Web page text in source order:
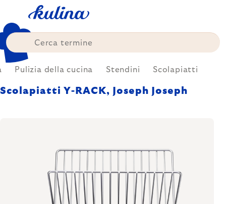
content
Pulizia della cucina Stendini Scolapiatti
Scolapiatti Y-RACK, Joseph Joseph